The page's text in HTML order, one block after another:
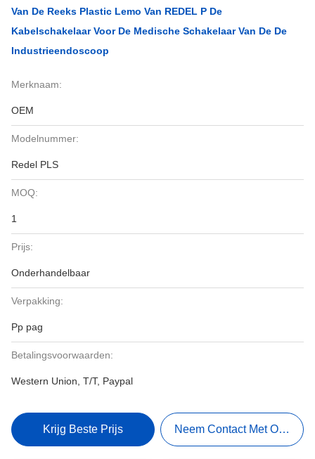
Van De Reeks Plastic Lemo Van REDEL P De
Kabelschakelaar Voor De Medische Schakelaar Van De De
Industrieendoscoop
Merknaam:
OEM
Modelnummer:
Redel PLS
MOQ:
1
Prijs:
Onderhandelbaar
Verpakking:
Pp pag
Betalingsvoorwaarden:
Western Union, T/T, Paypal
Krijg Beste Prijs Neem Contact Met Ons Op